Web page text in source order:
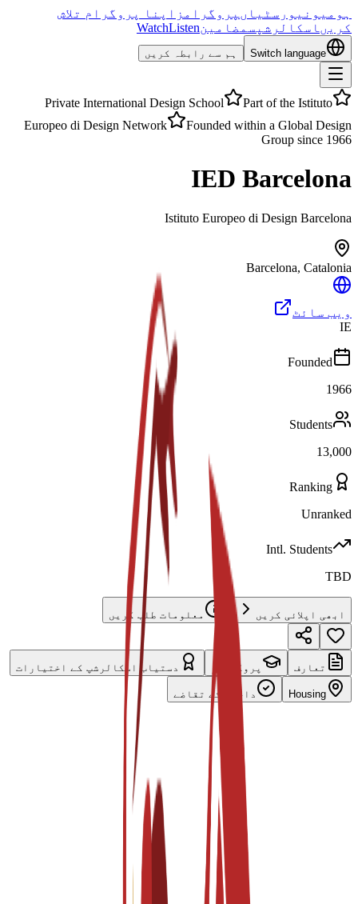
ہوم یونیورسٹیاں پروگرامز اپنا پروگرام تلاش
کریں اسکالرشپس مضامین WatchListen
Switch language ہم سے رابطہ کریں
Private International Design School
Part of the Istituto
Europeo di Design Network
Founded within a Global Design
Group since 1966
IED Barcelona
Istituto Europeo di Design Barcelona
Barcelona, Catalonia
ویب سائٹ
IE
Founded
1966
Students
13,000
Ranking
Unranked
Intl. Students
TBD
ابھی اپلائی کریں معلومات طلب کریں
تعارف پروگرامز دستیاب اسکالرشپ کے اختیارات
Housing داخلے کے تقاضے
IED Barcelona is the Barcelona campus of the Istituto Europeo di
Design, one of the most respected creative education networks in
Europe. The IED network was established in 1966 and has grown
into a global leader in design, fashion, visual communication, and
creative management education. The Barcelona centre embodies the
intersection of Mediterranean creativity and international design
culture, offering students a vibrant learning environment in one of
Europe’s most dynamic cities . Located in...